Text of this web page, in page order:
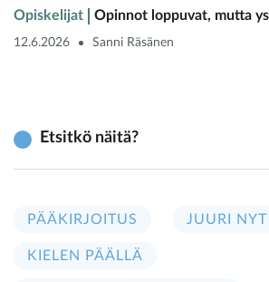
Opiskelijat Opinnot loppuvat, mutta
12.6.2026 Sanni Räsänen
Etsitkö näitä?
PÄÄKIRJOITUS JUURI NYT
KIELEN PÄÄLLÄ